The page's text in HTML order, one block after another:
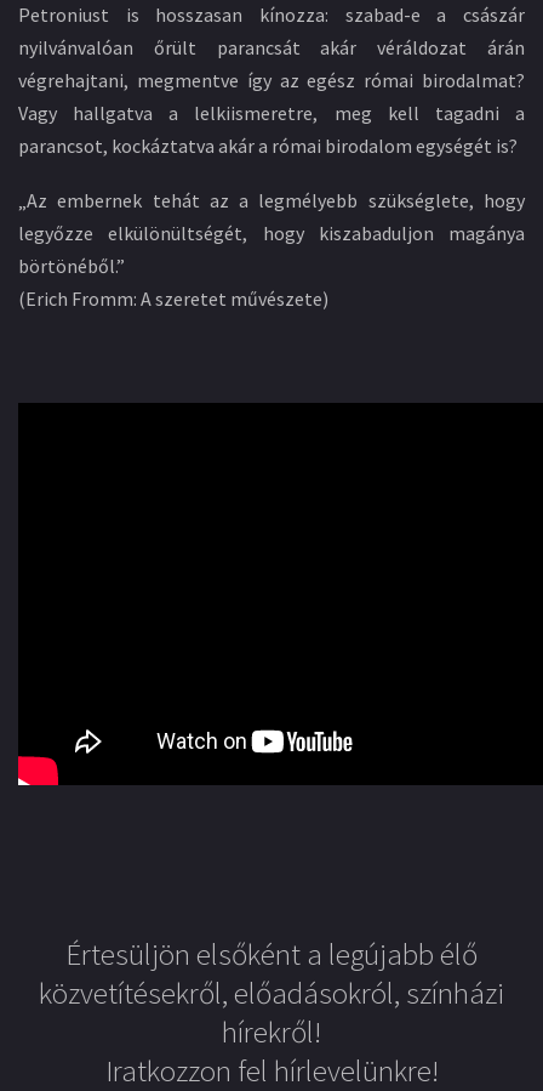
Petroniust is hosszasan kínozza: szabad-e a császár
nyilvánvalóan őrült parancsát akár véráldozat árán
végrehajtani, megmentve így az egész római birodalmat?
Vagy hallgatva a lelkiismeretre, meg kell tagadni a
parancsot, kockáztatva akár a római birodalom egységét is?
„Az embernek tehát az a legmélyebb szükséglete, hogy
legyőzze elkülönültségét, hogy kiszabaduljon magánya
börtönéből.”
(Erich Fromm: A szeretet művészete)
Értesüljön elsőként a legújabb élő
közvetítésekről, előadásokról, színházi
hírekről!
Iratkozzon fel hírlevelünkre!